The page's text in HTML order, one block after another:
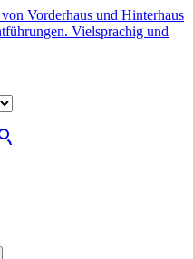
Vorderhaus und Hinterhaus
Vielsprachig und